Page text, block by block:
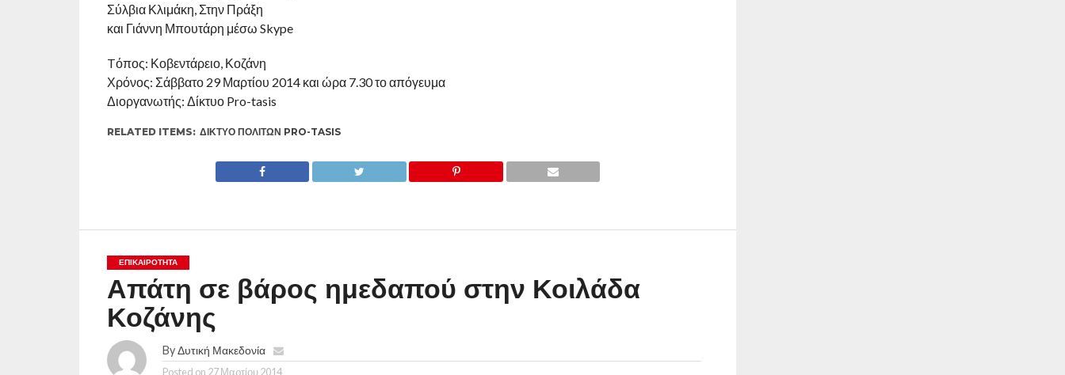
Σύλβια Κλιμάκη, Στην Πράξη
και Γιάννη Μπουτάρη μέσω Skype
Tόπος: Κοβεντάρειο, Κοζάνη
Χρόνος: Σάββατο 29 Μαρτίου 2014 και ώρα 7.30 το απόγευμα
Διοργανωτής: Δίκτυο Pro-tasis
RELATED ITEMS: ΔΊΚΤΥΟ ΠΟΛΙΤΏΝ PRO-TASIS
ΕΠΙΚΑΙΡΟΤΗΤΑ
Απάτη σε βάρος ημεδαπού στην Κοιλάδα
Κοζάνης
ByΔυτική Μακεδονία
Posted on 27 Μαρτίου 2014